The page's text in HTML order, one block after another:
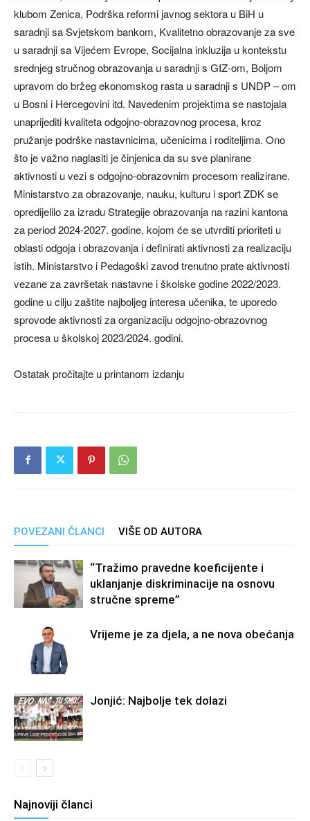
klubom Zenica, Podrška reformi javnog sektora u BiH u
saradnji sa Svjetskom bankom, Kvalitetno obrazovanje za sve
u saradnji sa Vijećem Evrope, Socijalna inkluzija u kontekstu
srednjeg stručnog obrazovanja u saradnji s GIZ-om, Boljom
upravom do bržeg ekonomskog rasta u saradnji s UNDP – om
u Bosni i Hercegovini itd. Navedenim projektima se nastojala
unaprijediti kvaliteta odgojno-obrazovnog procesa, kroz
pružanje podrške nastavnicima, učenicima i roditeljima. Ono
što je važno naglasiti je činjenica da su sve planirane
aktivnosti u vezi s odgojno-obrazovnim procesom realizirane.
Ministarstvo za obrazovanje, nauku, kulturu i sport ZDK se
opredijelilo za izradu Strategije obrazovanja na razini kantona
za period 2024-2027. godine, kojom će se utvrditi prioriteti u
oblasti odgoja i obrazovanja i definirati aktivnosti za realizaciju
istih. Ministarstvo i Pedagoški zavod trenutno prate aktivnosti
vezane za završetak nastavne i školske godine 2022/2023.
godine u cilju zaštite najboljeg interesa učenika, te uporedo
sprovode aktivnosti za organizaciju odgojno-obrazovnog
procesa u školskoj 2023/2024. godini.
Ostatak pročitajte u printanom izdanju
POVEZANI ČLANCI VIŠE OD AUTORA
“Tražimo pravedne koeficijente i
uklanjanje diskriminacije na osnovu
stručne spreme”
Vrijeme je za djela, a ne nova obećanja
Jonjić: Najbolje tek dolazi
Najnoviji članci